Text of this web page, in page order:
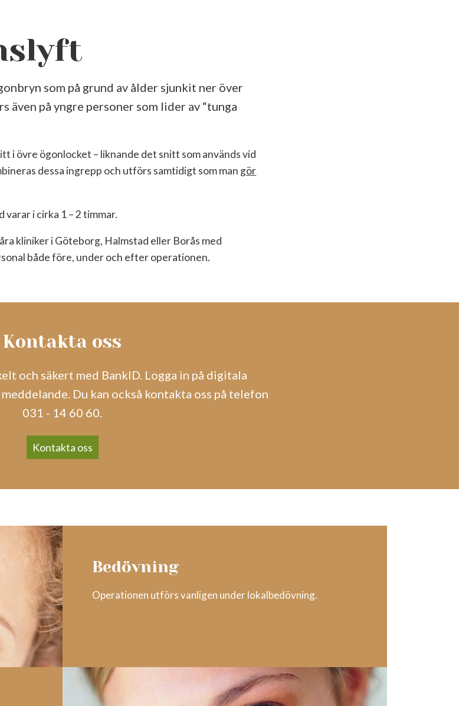
som på grund av ålder sjunkit ner över
även på yngre personer som lider av “tunga
i övre ögonlocket – liknande det snitt som används vid
dessa ingrepp och utförs samtidigt som man gör
i cirka 1 – 2 timmar.
kliniker i Göteborg, Halmstad eller Borås med
både före, under och efter operationen.
Kontakta oss
och säkert med BankID. Logga in på digitala
Du kan också kontakta oss på telefon
031 - 14 60 60.
Kontakta oss
Bedövning
Operationen utförs vanligen under lokalbedövning.